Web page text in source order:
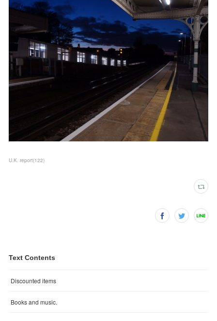
U.K. report(122)
Text Contents
Discounted items
Books and music.